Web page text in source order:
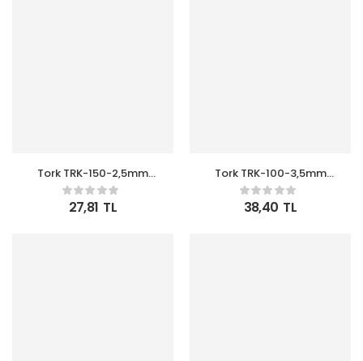
Tork TRK-150-2,5mm
Siyah 100lü Kablo Bağı
27,81 TL
Tork TRK-100-3,5mm
Siyah 100lü Kablo Bağı
38,40 TL